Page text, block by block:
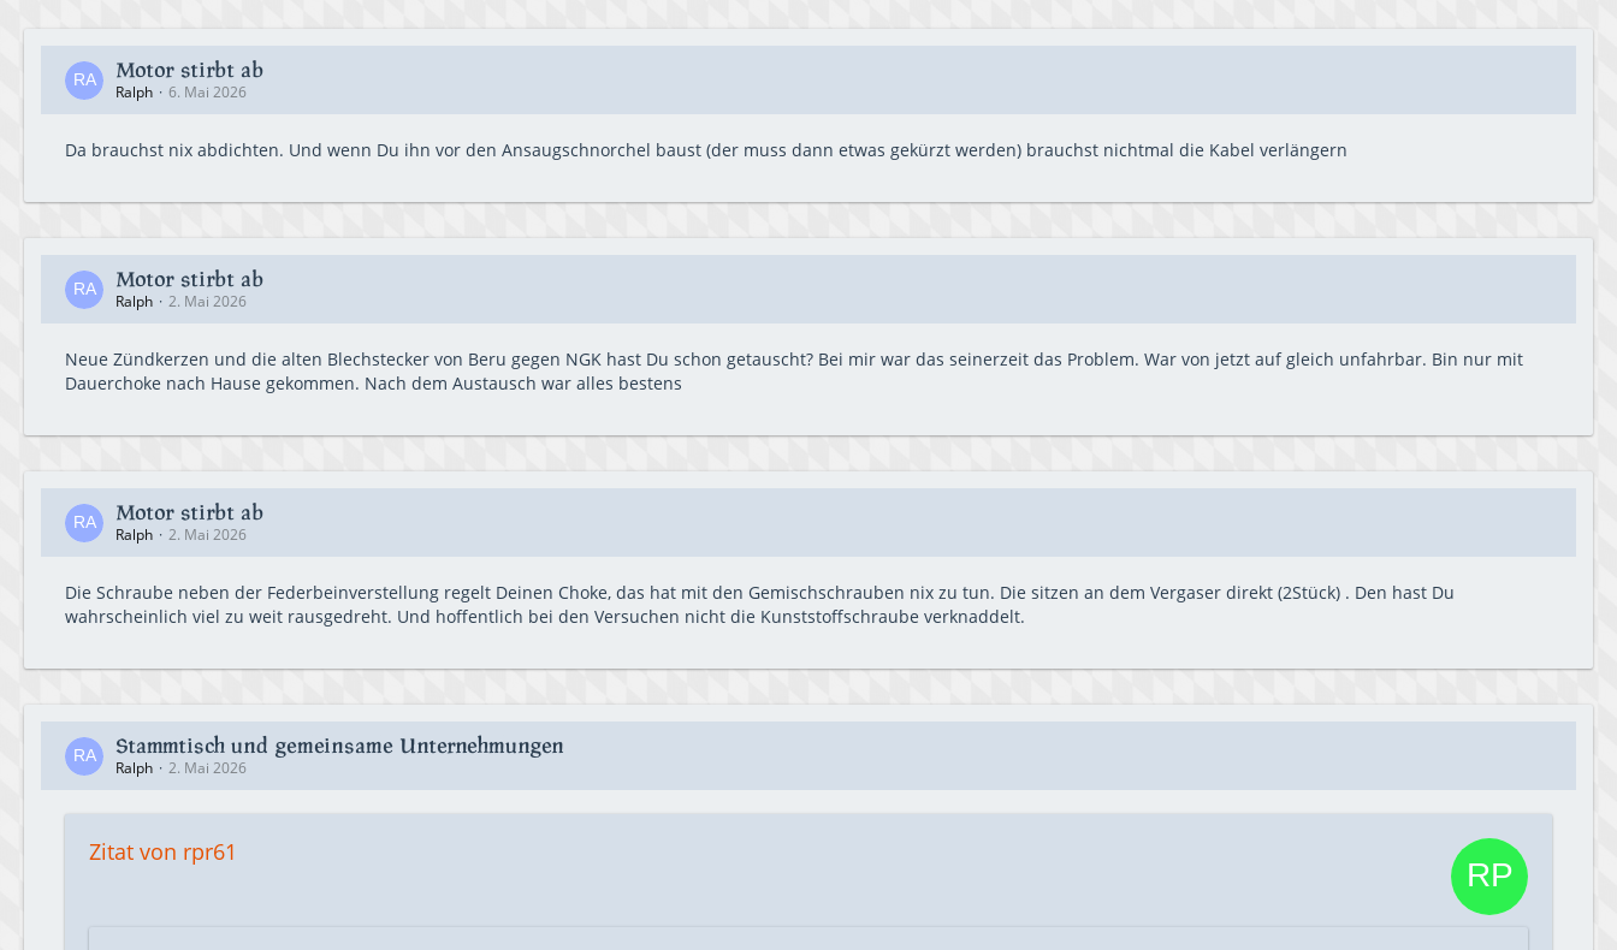
Motor stirbt ab
Ralph 6. Mai 2026
Da brauchst nix abdichten. Und wenn Du ihn vor den Ansaugschnorchel baust (der muss dann etwas gekürzt werden) brauchst nichtmal die Kabel verlängern
Motor stirbt ab
Ralph 2. Mai 2026
Neue Zündkerzen und die alten Blechstecker von Beru gegen NGK hast Du schon getauscht? Bei mir war das seinerzeit das Problem. War von jetzt auf gleich unfahrbar. Bin nur mit
Dauerchoke nach Hause gekommen. Nach dem Austausch war alles bestens
Motor stirbt ab
Ralph 2. Mai 2026
Die Schraube neben der Federbeinverstellung regelt Deinen Choke, das hat mit den Gemischschrauben nix zu tun. Die sitzen an dem Vergaser direkt (2Stück) . Den hast Du
wahrscheinlich viel zu weit rausgedreht. Und hoffentlich bei den Versuchen nicht die Kunststoffschraube verknaddelt.
Stammtisch und gemeinsame Unternehmungen
Ralph 2. Mai 2026
Zitat von rpr61